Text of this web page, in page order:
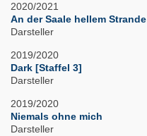
2020/2021
An der Saale hellem Strande
Darsteller
2019/2020
Dark [Staffel 3]
Darsteller
2019/2020
Niemals ohne mich
Darsteller